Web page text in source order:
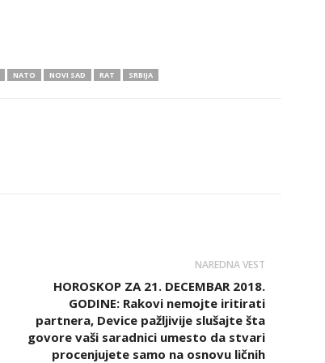
NATO NOVI SAD RAT SRBIJA
NAREDNA VEST
HOROSKOP ZA 21. DECEMBAR 2018.
GODINE: Rakovi nemojte iritirati
partnera, Device pažljivije slušajte šta
govore vaši saradnici umesto da stvari
procenjujete samo na osnovu ličnih